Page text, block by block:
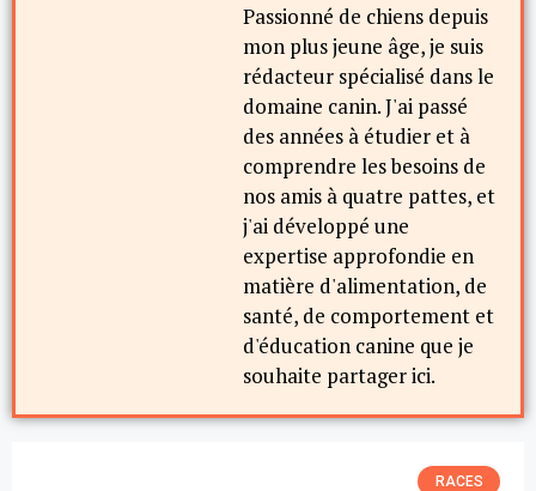
Passionné de chiens depuis
mon plus jeune âge, je suis
rédacteur spécialisé dans le
domaine canin. J'ai passé
des années à étudier et à
comprendre les besoins de
nos amis à quatre pattes, et
j'ai développé une
expertise approfondie en
matière d'alimentation, de
santé, de comportement et
d'éducation canine que je
souhaite partager ici.
RACES